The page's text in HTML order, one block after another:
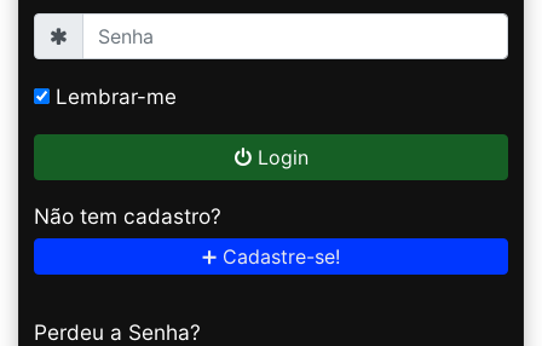
Lembrar-me
Login
Não tem cadastro?
➕ Cadastre-se!
Perdeu a Senha?